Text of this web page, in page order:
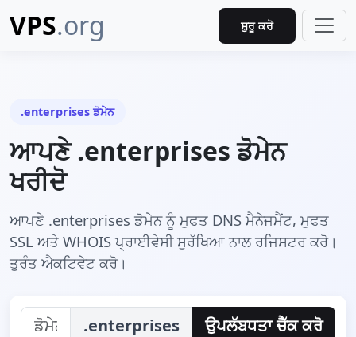
VPS.org ਸ਼ੁਰੂ ਕਰੋ
.enterprises ਡੋਮੇਨ
ਆਪਣੇ .enterprises ਡੋਮੇਨ
ਖਰੀਦੋ
ਆਪਣੇ .enterprises ਡੋਮੇਨ ਨੂੰ ਮੁਫਤ DNS ਮੈਨੇਜਮੈਂਟ, ਮੁਫਤ
SSL ਅਤੇ WHOIS ਪ੍ਰਾਈਵੇਸੀ ਸੁਰੱਖਿਆ ਨਾਲ ਰਜਿਸਟਰ ਕਰੋ।
ਤੁਰੰਤ ਐਕਟਿਵੇਟ ਕਰੋ।
.enterprises ਉਪਲੱਬਧਤਾ ਚੈੱਕ ਕਰੋ